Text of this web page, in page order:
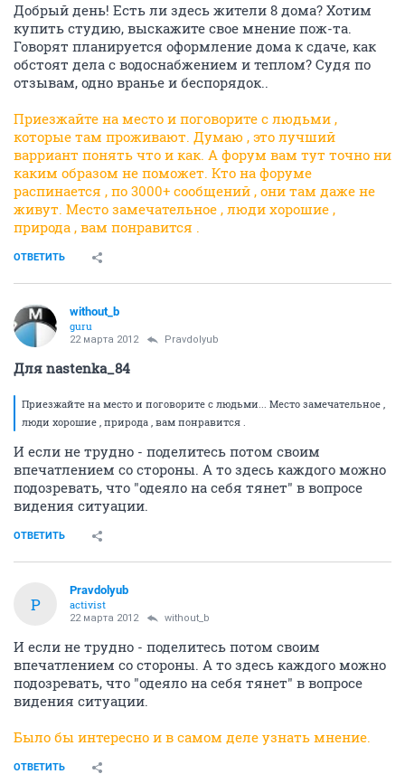
Добрый день! Есть ли здесь жители 8 дома? Хотим
купить студию, выскажите свое мнение пож-та.
Говорят планируется оформление дома к сдаче, как
обстоят дела с водоснабжением и теплом? Судя по
отзывам, одно вранье и беспорядок..
Приезжайте на место и поговорите с людьми ,
которые там проживают. Думаю , это лучший
варриант понять что и как. А форум вам тут точно ни
каким образом не поможет. Кто на форуме
распинается , по 3000+ сообщений , они там даже не
живут. Место замечательное , люди хорошие ,
природа , вам понравится .
ОТВЕТИТЬ
without_b
guru
22 марта 2012 Pravdolyub
Для nastenka_84
Приезжайте на место и поговорите с людьми... Место замечательное ,
люди хорошие , природа , вам понравится .
И если не трудно - поделитесь потом своим
впечатлением со стороны. А то здесь каждого можно
подозревать, что "одеяло на себя тянет" в вопросе
видения ситуации.
ОТВЕТИТЬ
P
Pravdolyub
activist
22 марта 2012 without_b
И если не трудно - поделитесь потом своим
впечатлением со стороны. А то здесь каждого можно
подозревать, что "одеяло на себя тянет" в вопросе
видения ситуации.
Было бы интересно и в самом деле узнать мнение.
ОТВЕТИТЬ